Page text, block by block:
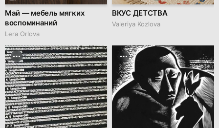
Май — мебель мягких
воспоминаний
Lera Orlova
ВКУС ДЕТСТВА
Valeriya Kozlova